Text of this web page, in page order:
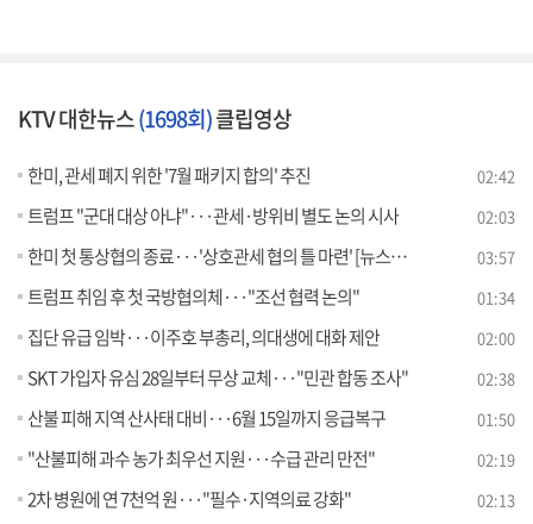
KTV 대한뉴스(1698회)클립영상
한미, 관세 폐지 위한 '7월 패키지 합의' 추진 02:42
트럼프 "군대 대상 아냐"···관세·방위비 별도 논의 시사 02:03
한미 첫 통상협의 종료···'상호관세 협의 틀 마련' [뉴스의 맥] 03:57
트럼프 취임 후 첫 국방협의체···"조선 협력 논의" 01:34
집단 유급 임박···이주호 부총리, 의대생에 대화 제안 02:00
SKT 가입자 유심 28일부터 무상 교체···"민관 합동 조사" 02:38
산불 피해 지역 산사태 대비···6월 15일까지 응급복구 01:50
"산불피해 과수 농가 최우선 지원···수급 관리 만전" 02:19
2차 병원에 연 7천억 원···"필수·지역의료 강화" 02:13